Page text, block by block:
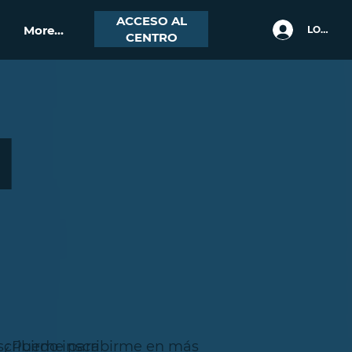
More... LOGIN
ACCESO AL
CENTRO
para
¿Puedo inscribirme en más